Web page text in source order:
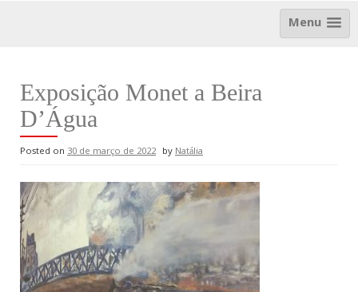
Menu
Exposição Monet a Beira
D’Água
Posted on 30 de março de 2022 byNatália